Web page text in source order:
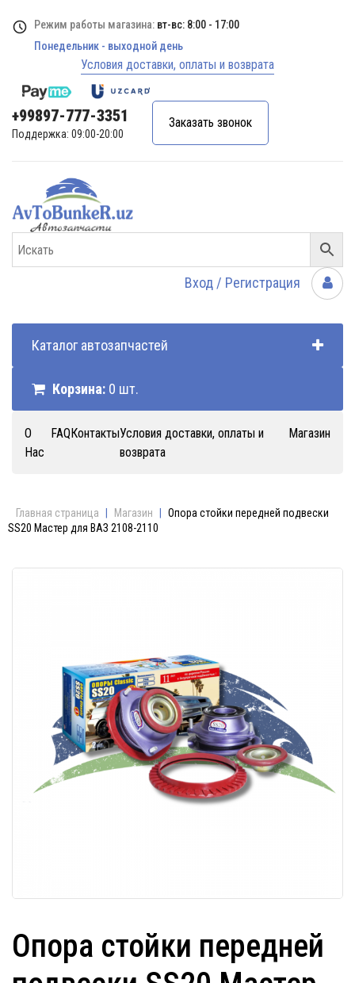
Режим работы магазина: вт-вс: 8:00 - 17:00
Понедельник - выходной день
Условия доставки, оплаты и возврата
+99897-777-3351
Поддержка: 09:00-20:00
Заказать звонок
Вход / Регистрация
Каталог автозапчастей
Корзина: 0 шт.
О
Нас
FAQКонтактыУсловия доставки, оплаты и
возврата
Магазин
Главная страница Магазин
Опора стойки передней подвески
SS20 Мастер для ВАЗ 2108-2110
Опора стойки передней